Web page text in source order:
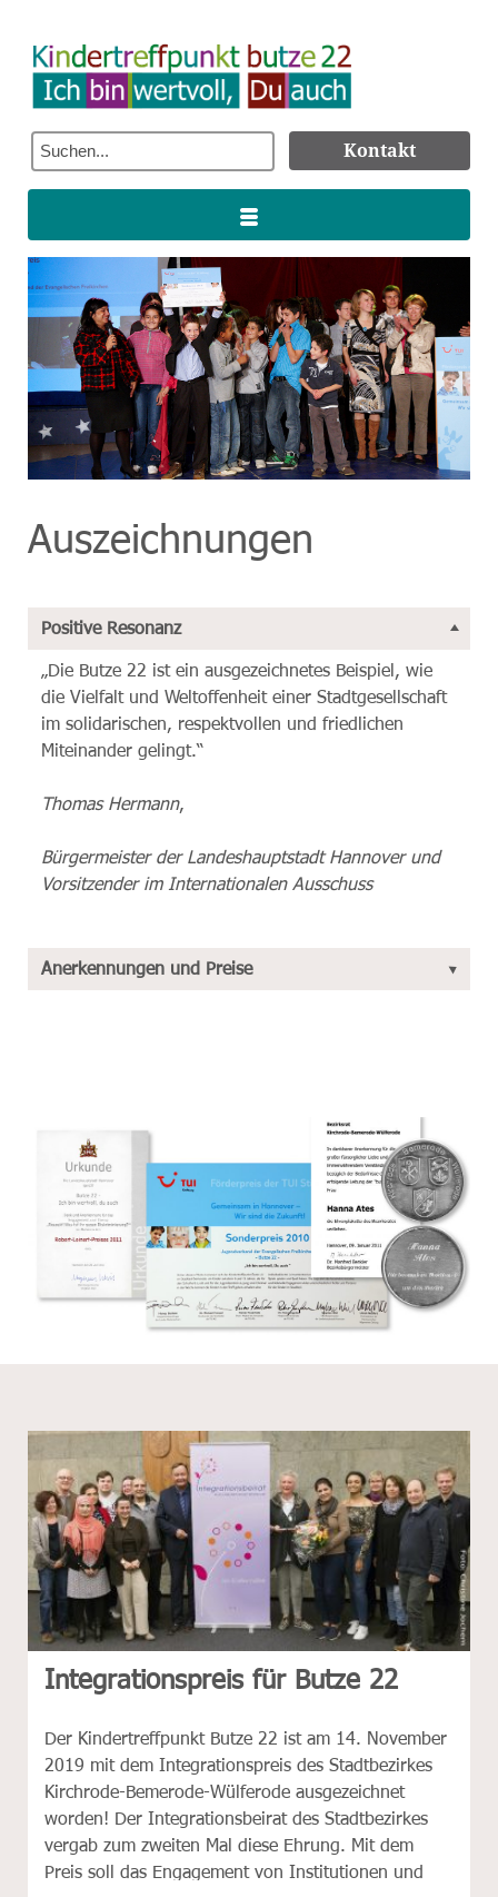
Kontakt
Auszeichnungen
Positive Resonanz
„Die Butze 22 ist ein ausgezeichnetes Beispiel, wie
die Vielfalt und Weltoffenheit einer Stadtgesellschaft
im solidarischen, respektvollen und friedlichen
Miteinander gelingt.“
Thomas Hermann,
Bürgermeister der Landeshauptstadt Hannover und
Vorsitzender im Internationalen Ausschuss
Anerkennungen und Preise
Integrationspreis für Butze 22
Der Kindertreffpunkt Butze 22 ist am 14. November
2019 mit dem Integrationspreis des Stadtbezirkes
Kirchrode-Bemerode-Wülferode ausgezeichnet
worden! Der Integrationsbeirat des Stadtbezirkes
vergab zum zweiten Mal diese Ehrung. Mit dem
Preis soll das Engagement von Institutionen und